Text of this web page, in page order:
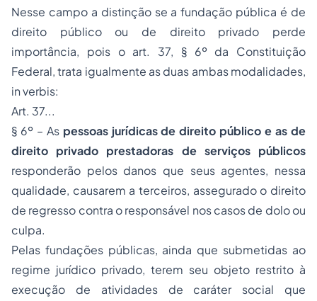
Nesse campo a distinção se a fundação pública é de
direito público ou de direito privado perde
importância, pois o art. 37, § 6º da Constituição
Federal, trata igualmente as duas ambas modalidades,
in verbis:
Art. 37...
§ 6º – As pessoas jurídicas de direito público e as de
direito privado prestadoras de serviços públicos
responderão pelos danos que seus agentes, nessa
qualidade, causarem a terceiros, assegurado o direito
de regresso contra o responsável nos casos de dolo ou
culpa.
Pelas fundações públicas, ainda que submetidas ao
regime jurídico privado, terem seu objeto restrito à
execução de atividades de caráter social que